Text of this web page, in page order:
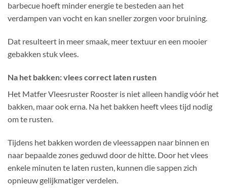
barbecue hoeft minder energie te besteden aan het
verdampen van vocht en kan sneller zorgen voor bruining.
Dat resulteert in meer smaak, meer textuur en een mooier
gebakken stuk vlees.
Na het bakken: vlees correct laten rusten
Het Matfer Vleesruster Rooster is niet alleen handig vóór het
bakken, maar ook erna. Na het bakken heeft vlees tijd nodig
om te rusten.
Tijdens het bakken worden de vleessappen naar binnen en
naar bepaalde zones geduwd door de hitte. Door het vlees
enkele minuten te laten rusten, kunnen die sappen zich
opnieuw gelijkmatiger verdelen.